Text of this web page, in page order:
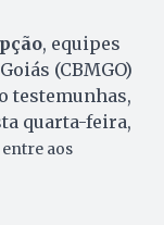
, equipes
(CBMGO)
testemunhas,
quarta-feira,
aos